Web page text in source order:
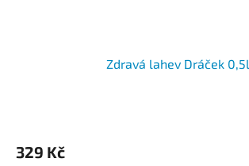
Zdravá lahev Dráček 0,5l
329 Kč